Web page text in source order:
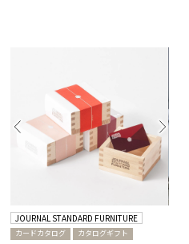
JOURNAL STANDARD FURNITURE
カードカタログ カタログギフト